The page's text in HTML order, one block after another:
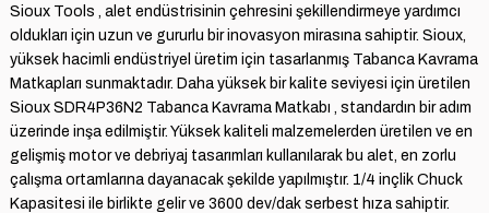
Sioux Tools , alet endüstrisinin çehresini şekillendirmeye yardımcı
oldukları için uzun ve gururlu bir inovasyon mirasına sahiptir. Sioux,
yüksek hacimli endüstriyel üretim için tasarlanmış Tabanca Kavrama
Matkapları sunmaktadır. Daha yüksek bir kalite seviyesi için üretilen
Sioux SDR4P36N2 Tabanca Kavrama Matkabı , standardın bir adım
üzerinde inşa edilmiştir. Yüksek kaliteli malzemelerden üretilen ve en
gelişmiş motor ve debriyaj tasarımları kullanılarak bu alet, en zorlu
çalışma ortamlarına dayanacak şekilde yapılmıştır. 1/4 inçlik Chuck
Kapasitesi ile birlikte gelir ve 3600 dev/dak serbest hıza sahiptir.